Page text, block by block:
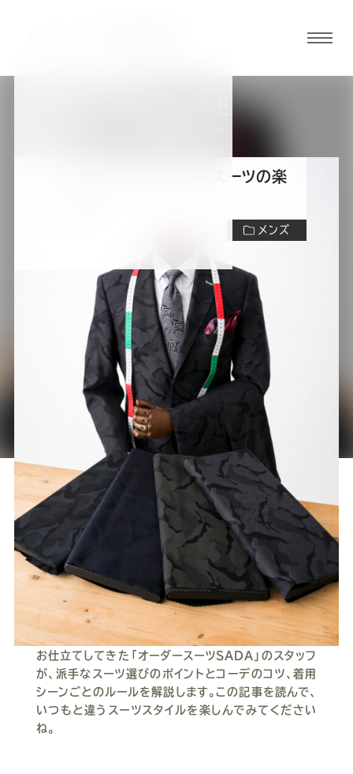
タン
ー
ス
ツ
SADA
の
公
式
Youtube
ー
ダ
ー
ス
ー
ツ
SADA
の
公
式
Facebook
ー
ダ
ー
ス
ー
ツ
SADA
の
公
式
Twitter
ー
ダ
ー
ス
ー
ツ
SADA
の
公
式
Instagram
オ
ー
ダ
ー
ー
ツ
SADA
の
公
式
LINE
ARTICLE
【スーツ 派手】派手なスーツの楽
メンズ
本のスーツスタイルに飽きてしまった皆さん！
ぜひ、派手なスーツスタイルも楽しんでみませ
んか？普段のビジネスで着用するスーツは、基本的にダ
ークカラーでシンプルな柄のシングルスーツですね。こ
の「基本」からちょっと外しただけでも、十分に「派手」
なスーツコーディネートになりますよ。派手なスーツは
「色」「柄」「スタイル」この3つの要素が重要なポイント
です。自分好みの雰囲気から考えて、この3つのポイン
トを上手く組み合わせましょう。色は明るいカラー、柄
は普段選ばないような強めの柄を選ぶだけでも十分に
派手になります。スタイルは、基本のシングルから変え
たり、いつもと違う仕立てにしたりするだけでもだい
ぶ印象が変わります。ここまで押さえたうえで、コーデ
を間違えなければ派手なスーツスタイルはバッチリ整い
ますよ。ただし、もちろん派手なスーツは着用シーンも
限られるもの。TPOをしっかり押さえて、オシャレに着
こなしましょう。そこで今回は、スーツを600万点以上
お仕立てしてきた「オーダースーツSADA」のスタッフ
が、派手なスーツ選びのポイントとコーデのコツ、着用
シーンごとのルールを解説します。この記事を読んで、
いつもと違うスーツスタイルを楽しんでみてください
ね。